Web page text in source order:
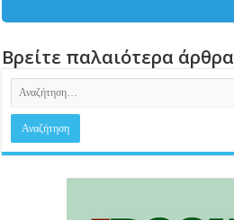
Βρείτε παλαιότερα άρθρα